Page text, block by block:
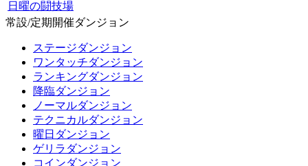
日曜の闘技場
常設/定期開催ダンジョン
ステージダンジョン
ワンタッチダンジョン
ランキングダンジョン
降臨ダンジョン
ノーマルダンジョン
テクニカルダンジョン
曜日ダンジョン
ゲリラダンジョン
コインダンジョン